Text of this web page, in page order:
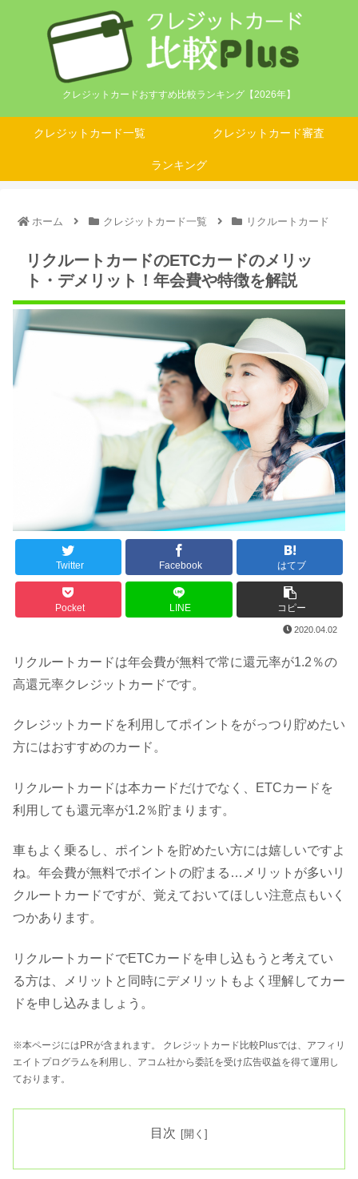
クレジットカードおすすめ比較ランキング【2026年】
クレジットカード一覧 クレジットカード審査
ランキング
ホーム クレジットカード一覧 リクルートカード
リクルートカードのETCカードのメリッ
ト・デメリット！年会費や特徴を解説
Twitter Facebook はてブ
Pocket LINE コピー
2020.04.02
リクルートカードは年会費が無料で常に還元率が1.2％の
高還元率クレジットカードです。
クレジットカードを利用してポイントをがっつり貯めたい
方にはおすすめのカード。
リクルートカードは本カードだけでなく、ETCカードを
利用しても還元率が1.2％貯まります。
車もよく乗るし、ポイントを貯めたい方には嬉しいですよ
ね。年会費が無料でポイントの貯まる…メリットが多いリ
クルートカードですが、覚えておいてほしい注意点もいく
つかあります。
リクルートカードでETCカードを申し込もうと考えてい
る方は、メリットと同時にデメリットもよく理解してカー
ドを申し込みましょう。
※本ページにはPRが含まれます。 クレジットカード比較Plusでは、アフィリ
エイトプログラムを利用し、アコム社から委託を受け広告収益を得て運用し
ております。
目次